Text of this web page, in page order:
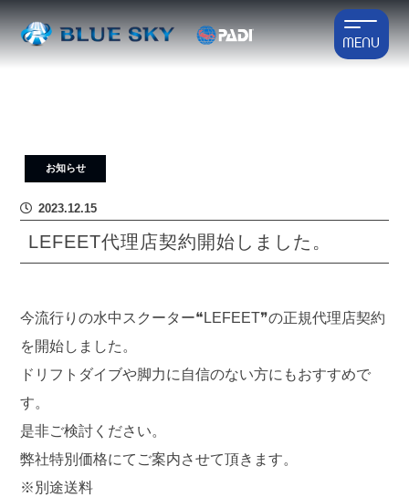
MENU
お知らせ
2023.12.15
LEFEET代理店契約開始しました。
今流行りの水中スクーター❝LEFEET❞の正規代理店契約
を開始しました。
ドリフトダイブや脚力に自信のない方にもおすすめで
す。
是非ご検討ください。
弊社特別価格にてご案内させて頂きます。
※別途送料